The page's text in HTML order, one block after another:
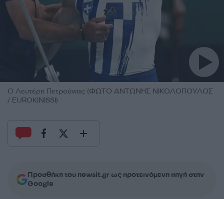
Ο Λευτέρη Πετρούνιας (ΦΩΤΟ ΑΝΤΩΝΗΣ ΝΙΚΟΛΟΠΟΥΛΟΣ
/ EUROKINISSI)
Προσθήκη του newsit.gr ως προτεινόμενη πηγή στην
Google